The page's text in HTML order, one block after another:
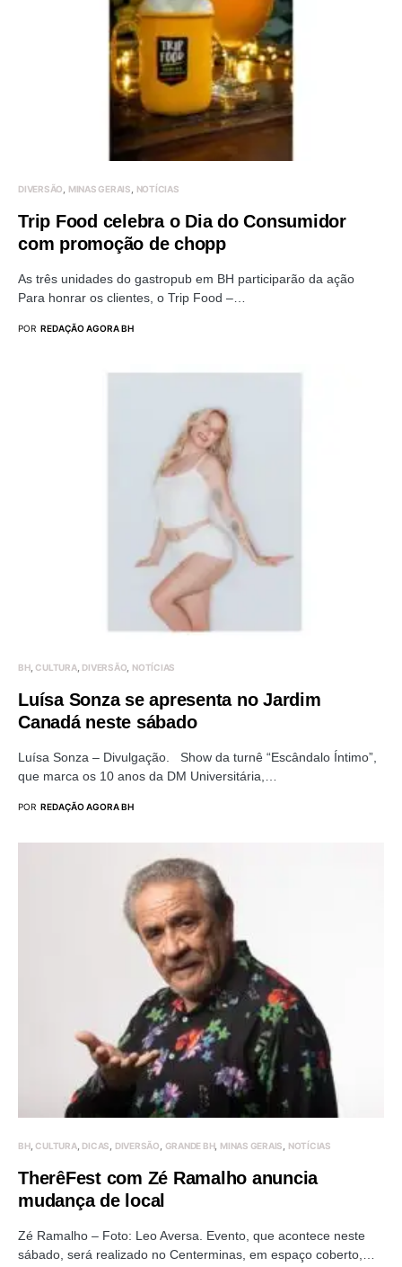
DIVERSÃO MINAS GERAIS NOTÍCIAS
Trip Food celebra o Dia do Consumidor
com promoção de chopp
As três unidades do gastropub em BH participarão da ação
Para honrar os clientes, o Trip Food –…
POR REDAÇÃO AGORA BH
BH CULTURA DIVERSÃO NOTÍCIAS
Luísa Sonza se apresenta no Jardim
Canadá neste sábado
Luísa Sonza – Divulgação. Show da turnê “Escândalo Íntimo”,
que marca os 10 anos da DM Universitária,…
POR REDAÇÃO AGORA BH
BH CULTURA DICAS DIVERSÃO GRANDE BH MINAS GERAIS NOTÍCIAS
TherêFest com Zé Ramalho anuncia
mudança de local
Zé Ramalho – Foto: Leo Aversa. Evento, que acontece neste
sábado, será realizado no Centerminas, em espaço coberto,…